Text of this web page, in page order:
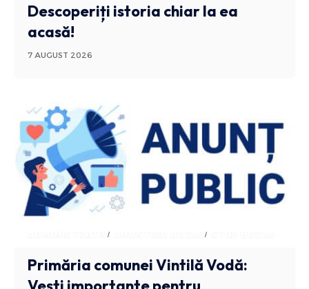
Descoperiți istoria chiar la ea
acasă!
7 AUGUST 2026
ADMINISTRATIV ANUNTURI BUZAU
Primăria comunei Vintilă Vodă: